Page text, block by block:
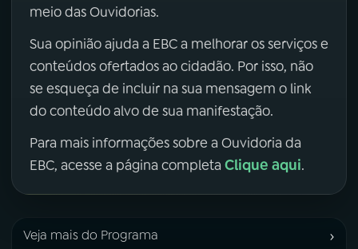
meio das Ouvidorias.
Sua opinião ajuda a EBC a melhorar os serviços e
conteúdos ofertados ao cidadão. Por isso, não
se esqueça de incluir na sua mensagem o link
do conteúdo alvo de sua manifestação.
Para mais informações sobre a Ouvidoria da
EBC, acesse a página completa Clique aqui.
Veja mais do Programa ›